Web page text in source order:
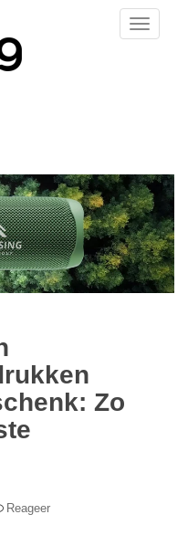
Zo
Reageer